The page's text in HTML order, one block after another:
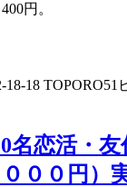
円。
18 TOPORO51
名恋活・
００円